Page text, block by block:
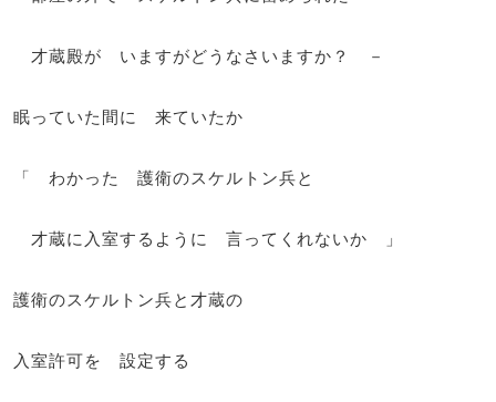
才蔵殿が いますがどうなさいますか？ －
眠っていた間に 来ていたか
「 わかった 護衛のスケルトン兵と
才蔵に入室するように 言ってくれないか 」
護衛のスケルトン兵と才蔵の
入室許可を 設定する